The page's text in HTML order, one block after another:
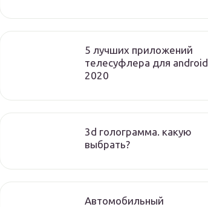
5 лучших приложений
телесуфлера для android
2020
3d голограмма. какую
выбрать?
Автомобильный